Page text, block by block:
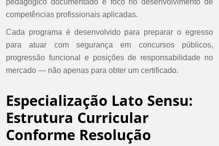
competências profissionais aplicadas.
Cada programa é desenvolvido para preparar o egresso
para atuar com segurança em concursos públicos,
progressão funcional e posições de responsabilidade no
mercado — não apenas para obter um certificado.
Especialização Lato Sensu:
Estrutura Curricular
Conforme Resolução